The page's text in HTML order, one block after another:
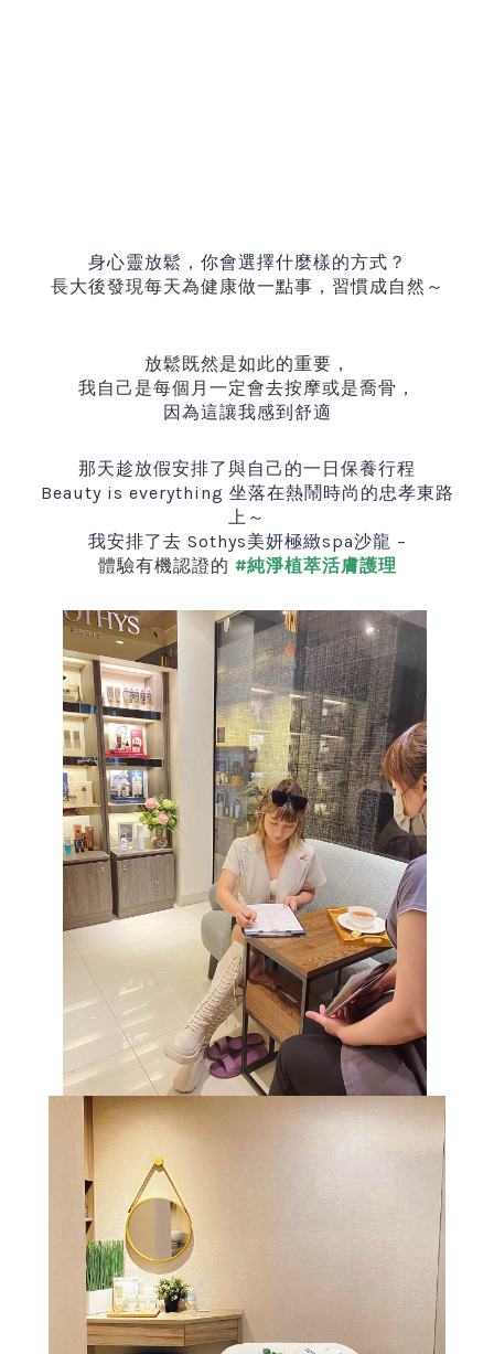
身心靈放鬆，你會選擇什麼樣的方式？
長大後發現每天為健康做一點事，習慣成自然～
放鬆既然是如此的重要，
我自己是每個月一定會去按摩或是喬骨，
因為這讓我感到舒適
那天趁放假安排了與自己的一日保養行程
Beauty is everything 坐落在熱鬧時尚的忠孝東路
上～
我安排了去 Sothys美妍極緻spa沙龍 –
體驗有機認證的 #純淨植萃活膚護理